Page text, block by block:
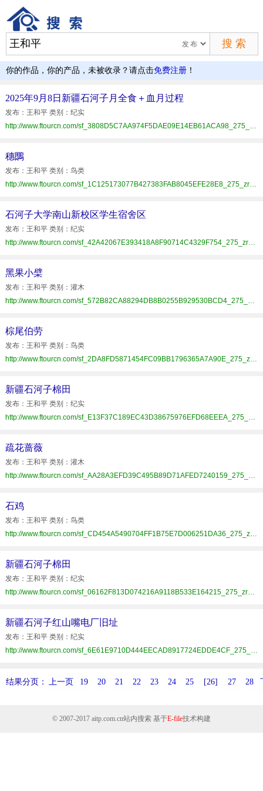
你的作品，你的产品，未被收录？请点击免费注册 ！
2025年9月8日新疆石河子月全食＋血月过程
发布：王和平 类别：纪实
http://www.ftourcn.com/sf_3808D5C7AA974F5DAE09E14EB61ACA98_275_zrzz.html
穗䳭
发布：王和平 类别：鸟类
http://www.ftourcn.com/sf_1C125173077B427383FAB8045EFE28E8_275_zrzz.html
石河子大学南山新校区学生宿舍区
发布：王和平 类别：纪实
http://www.ftourcn.com/sf_42A42067E393418A8F90714C4329F754_275_zrzz.html
黑果小檗
发布：王和平 类别：灌木
http://www.ftourcn.com/sf_572B82CA88294DB8B0255B929530BCD4_275_zrzz.html
棕尾伯劳
发布：王和平 类别：鸟类
http://www.ftourcn.com/sf_2DA8FD5871454FC09BB1796365A7A90E_275_zrzz.html
新疆石河子棉田
发布：王和平 类别：纪实
http://www.ftourcn.com/sf_E13F37C189EC43D38675976EFD68EEEA_275_zrzz.html
疏花蔷薇
发布：王和平 类别：灌木
http://www.ftourcn.com/sf_AA28A3EFD39C495B89D71AFED7240159_275_zrzz.html
石鸡
发布：王和平 类别：鸟类
http://www.ftourcn.com/sf_CD454A5490704FF1B75E7D006251DA36_275_zrzz.html
新疆石河子棉田
发布：王和平 类别：纪实
http://www.ftourcn.com/sf_06162F813D074216A9118B533E164215_275_zrzz.html
新疆石河子红山嘴电厂旧址
发布：王和平 类别：纪实
http://www.ftourcn.com/sf_6E61E9710D444EECAD8917724EDDE4CF_275_zrzz.html
结果分页： 上一页 19 20 21 22 23 24 25 [26] 27 28
© 2007-2017 aitp.com.cn站内搜索 基于E-file技术构建